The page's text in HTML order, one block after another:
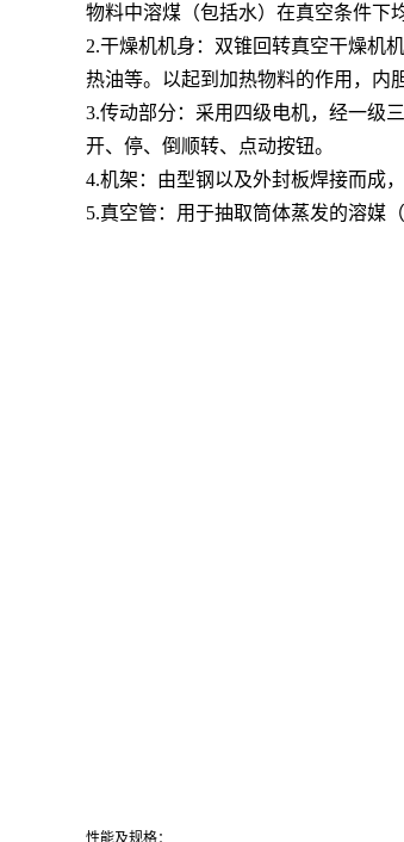
物料中溶煤（包括水）在真空条件下
2.干燥机机身：双锥回转真空干燥机
热油等。以起到加热物料的作用，内
3.传动部分：采用四级电机，经一级
开、停、倒顺转、点动按钮。
4.机架：由型钢以及外封板焊接而成
5.真空管：用于抽取筒体蒸发的溶媒
性能及规格：